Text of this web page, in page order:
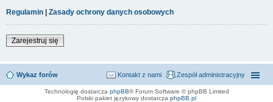
Regulamin | Zasady ochrony danych osobowych
Zarejestruj się
Wykaz forów Zespół administracyjny
Kontakt z nami
Technologię dostarcza phpBB® Forum Software © phpBB Limited
Polski pakiet językowy dostarcza phpBB.pl